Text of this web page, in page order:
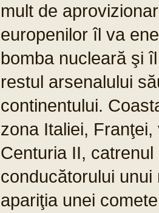
mult de
europenilor îl va
bomba nucleară şi
restul arsenalului
continentului.
zona Italiei,
Centuria II,
conducătorului
apariţia unei